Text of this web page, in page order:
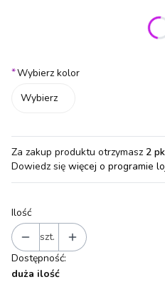
Poszczególne warianty mogą
*Wybierz kolor
Wybierz
Za zakup produktu otrzymasz 2
Dowiedz się więcej o programie
Ilość
szt.
Dostępność:
duża ilość